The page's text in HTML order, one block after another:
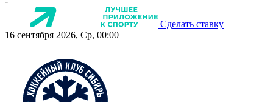
Сделать ставку
16 сентября 2026, Ср, 00:00